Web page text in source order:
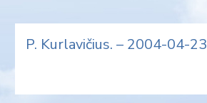
P. Kurlavičius. – 2004-04-23